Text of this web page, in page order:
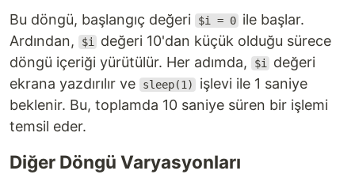
Bu döngü, başlangıç değeri $i = 0 ile başlar.
Ardından,
$i
değeri 10'dan küçük olduğu sürece
döngü içeriği yürütülür. Her adımda,
$i
değeri
ekrana yazdırılır ve
sleep(1)
işlevi ile 1 saniye
beklenir. Bu, toplamda 10 saniye süren bir işlemi
temsil eder.
Diğer Döngü Varyasyonları